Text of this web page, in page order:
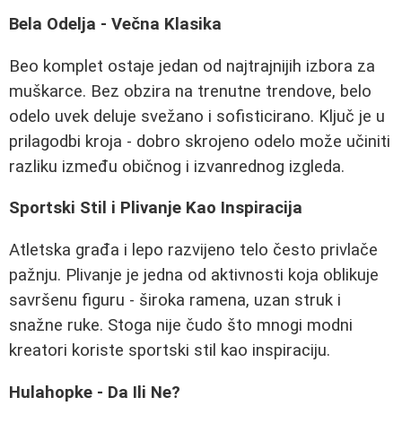
Bela Odelja - Večna Klasika
Beo komplet ostaje jedan od najtrajnijih izbora za
muškarce. Bez obzira na trenutne trendove, belo
odelo uvek deluje svežano i sofisticirano. Ključ je u
prilagodbi kroja - dobro skrojeno odelo može učiniti
razliku između običnog i izvanrednog izgleda.
Sportski Stil i Plivanje Kao Inspiracija
Atletska građa i lepo razvijeno telo često privlače
pažnju. Plivanje je jedna od aktivnosti koja oblikuje
savršenu figuru - široka ramena, uzan struk i
snažne ruke. Stoga nije čudo što mnogi modni
kreatori koriste sportski stil kao inspiraciju.
Hulahopke - Da Ili Ne?